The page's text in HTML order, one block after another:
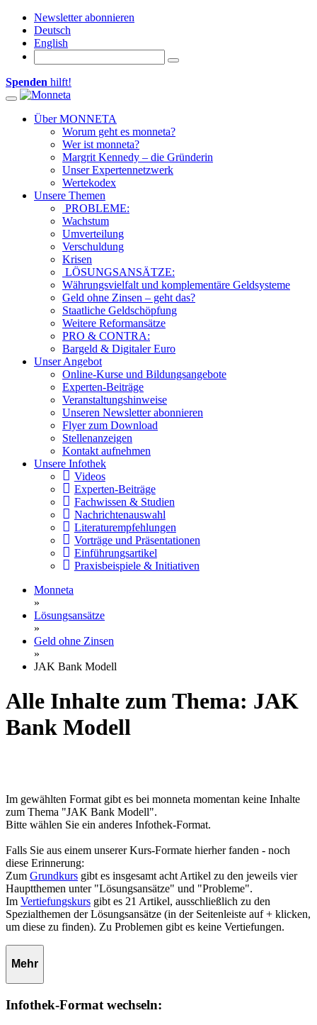
Newsletter abonnieren
Deutsch
English
Spenden hilft!
Toggle navigation
Über MONNETA
Worum geht es monneta?
Wer ist monneta?
Margrit Kennedy – die Gründerin
Unser Expertennetzwerk
Wertekodex
Unsere Themen
PROBLEME:
Wachstum
Umverteilung
Verschuldung
Krisen
LÖSUNGSANSÄTZE:
Währungsvielfalt und komplementäre Geldsysteme
Geld ohne Zinsen – geht das?
Staatliche Geldschöpfung
Weitere Reformansätze
PRO & CONTRA:
Bargeld & Digitaler Euro
Unser Angebot
Online-Kurse und Bildungsangebote
Experten-Beiträge
Veranstaltungshinweise
Unseren Newsletter abonnieren
Flyer zum Download
Stellenanzeigen
Kontakt aufnehmen
Unsere Infothek
Videos
Experten-Beiträge
Fachwissen & Studien
Nachrichtenauswahl
Literaturempfehlungen
Vorträge und Präsentationen
Einführungsartikel
Praxisbeispiele & Initiativen
Monneta
»
Lösungsansätze
»
Geld ohne Zinsen
»
JAK Bank Modell
Alle Inhalte zum Thema: JAK
Bank Modell
Im gewählten Format gibt es bei monneta momentan keine Inhalte
zum Thema "JAK Bank Modell".
Bitte wählen Sie ein anderes Infothek-Format.
Falls Sie aus einem unserer Kurs-Formate hierher fanden - noch
diese Erinnerung:
Zum Grundkurs gibt es insgesamt acht Artikel zu den jeweils vier
Hauptthemen unter "Lösungsansätze" und "Probleme".
Im Vertiefungskurs gibt es 21 Artikel, ausschließlich zu den
Spezialthemen der Lösungsansätze (in der Seitenleiste auf + klicken,
um diese zu finden). Zu Problemen gibt es keine Vertiefungen.
Mehr
Infothek-Format wechseln: